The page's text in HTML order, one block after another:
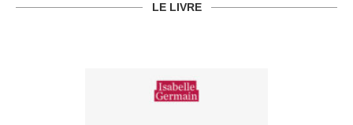
LE LIVRE